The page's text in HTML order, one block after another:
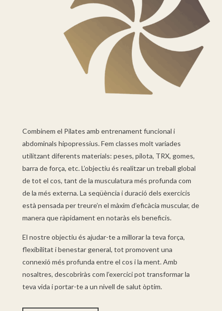
Combinem el Pilates amb entrenament funcional i
abdominals hipopressius. Fem classes molt variades
utilitzant diferents materials: peses, pilota, TRX, gomes,
barra de força, etc. L’objectiu és realitzar un treball global
de tot el cos, tant de la musculatura més profunda com
de la més externa. La seqüència i duració dels exercicis
està pensada per treure’n el màxim d’eficàcia muscular, de
manera que ràpidament en notaràs els beneficis.
El nostre objectiu és ajudar-te a millorar la teva força,
flexibilitat i benestar general, tot promovent una
connexió més profunda entre el cos i la ment. Amb
nosaltres, descobriràs com l’exercici pot transformar la
teva vida i portar-te a un nivell de salut òptim.